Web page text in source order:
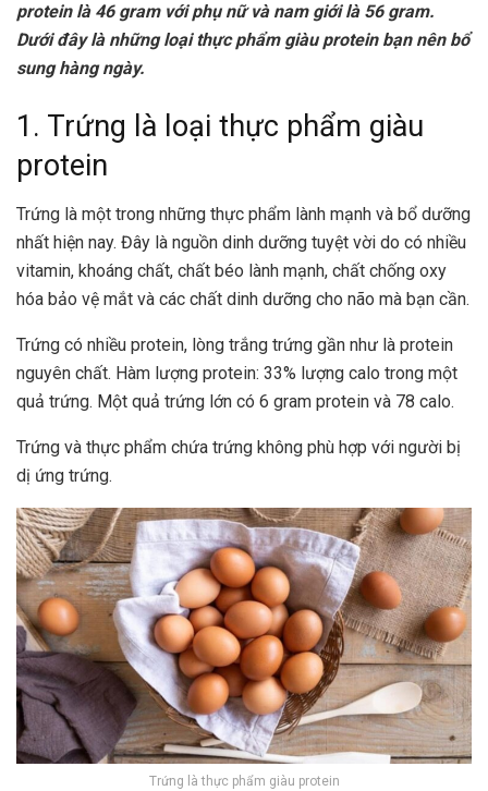
protein là 46 gram với phụ nữ và nam giới là 56 gram.
Dưới đây là những loại thực phẩm giàu protein bạn nên bổ
sung hàng ngày.
1. Trứng là loại thực phẩm giàu
protein
Trứng là một trong những thực phẩm lành mạnh và bổ dưỡng
nhất hiện nay. Đây là nguồn dinh dưỡng tuyệt vời do có nhiều
vitamin, khoáng chất, chất béo lành mạnh, chất chống oxy
hóa bảo vệ mắt và các chất dinh dưỡng cho não mà bạn cần.
Trứng có nhiều protein, lòng trắng trứng gần như là protein
nguyên chất. Hàm lượng protein: 33% lượng calo trong một
quả trứng. Một quả trứng lớn có 6 gram protein và 78 calo.
Trứng và thực phẩm chứa trứng không phù hợp với người bị
dị ứng trứng.
Trứng là thực phẩm giàu protein